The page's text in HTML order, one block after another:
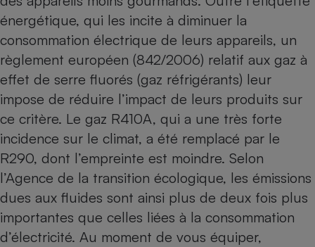
énergétique, qui les incite à diminuer la
consommation électrique de leurs appareils, un
règlement européen (842/2006) relatif aux gaz à
effet de serre fluorés (gaz réfrigérants) leur
impose de réduire l’impact de leurs produits sur
ce critère. Le gaz R410A, qui a une très forte
incidence sur le climat, a été remplacé par le
R290, dont l’empreinte est moindre. Selon
l’Agence de la transition écologique, les émissions
dues aux fluides sont ainsi plus de deux fois plus
importantes que celles liées à la consommation
d’électricité. Au moment de vous équiper,